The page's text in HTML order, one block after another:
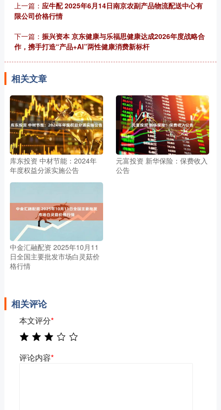
上一篇： 应牛配 2025年6月14日南京农副产品物流配送中心有
限公司价格行情
下一篇： 振兴资本 京东健康与乐福思健康达成2026年度战略合
作，携手打造“产品+AI”两性健康消费新标杆
相关文章
库东投资 中材节能：2024年
年度权益分派实施公告
元富投资 新华保险：保费收入
公告
中金汇融配资 2025年10月11
日全国主要批发市场白灵菇价
格行情
相关评论
本文评分*
评论内容*